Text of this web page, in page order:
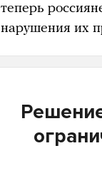
теперь
нарушения их